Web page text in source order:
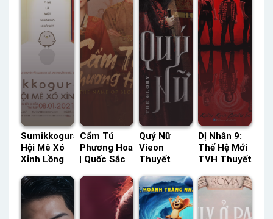
Sumikkogurashi:
Hội Mê Xó
Xỉnh Lồng
Status: HD
Lồng Tiếng
Cẩm Tú
Phương Hoa
| Quốc Sắc
(Phân 2)
FPT Thuyết
Quý Nữ
Vieon
Thuyết
Status: 30 /
30 Thuyết
Minh
Dị Nhân 9:
Thế Hệ Mới
TVH Thuyết
Status: HD
Minh